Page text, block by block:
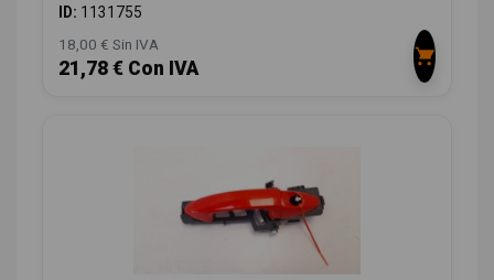
ID: 1131755
18,00 € Sin IVA
21,78 € Con IVA